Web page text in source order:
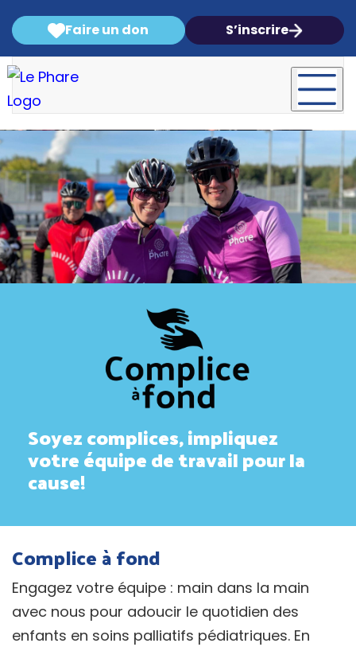
Faire un don S’inscrire
Soyez complices, impliquez
votre équipe de travail pour la
cause!
Complice à fond
Engagez votre équipe : main dans la main
avec nous pour adoucir le quotidien des
enfants en soins palliatifs pédiatriques. En